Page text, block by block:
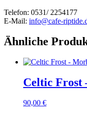
Telefon: 0531/ 2254177
E-Mail: info@cafe-
Ähnliche
Celtic Frost
90,00 €